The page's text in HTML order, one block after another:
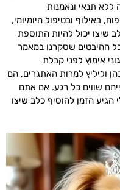
ללא תנאי ונאמנות
באילוף ובטיפול היומיומי,
שיצו יכול להיות התוספת
ההיבטים שסקרנו במאמר
אימוץ לפני קבלת
וליליץ למרות האתגרים, הם
שווים כל רגע. אם אתם
הזמן להוסיף כלב שיצו